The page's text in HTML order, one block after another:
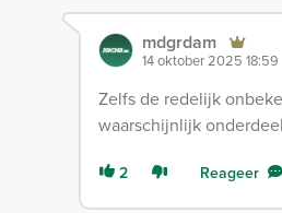
mdgrdam
14 oktober 2025 18:59
Zelfs de redelijk
waarschijnlijk
2 Reageer